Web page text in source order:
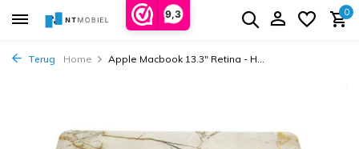
9,3 0
Terug Home Apple Macbook 13.3" Retina - H...